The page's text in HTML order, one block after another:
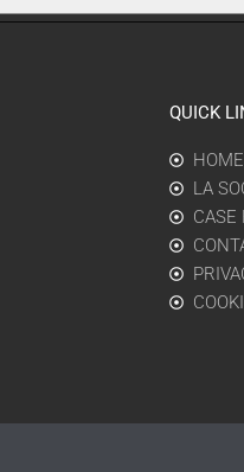
QUICK
HOME
LA
CASE